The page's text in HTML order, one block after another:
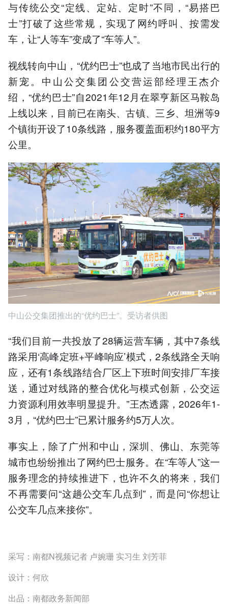
与传统公交“定线、定站、定时”不同，“易搭巴
士”打破了这些常规，实现了网约呼叫、按需发
车，让“人等车”变成了“车等人”。
视线转向中山，“优约巴士”也成了当地市民出行的
新宠。中山公交集团公交营运部经理王杰介
绍，“优约巴士”自2021年12月在翠亨新区马鞍岛
上线以来，目前已在南头、古镇、三乡、坦洲等9
个镇街开设了10条线路，服务覆盖面积约180平方
公里。
中山公交集团推出的“优约巴士”。受访者供图
“我们目前一共投放了28辆运营车辆，其中7条线
路采用‘高峰定班+平峰响应’模式，2条线路全天响
应，还有1条线路结合厂区上下班时间安排厂车接
送，通过对线路的整合优化与模式创新，公交运
力资源利用效率明显提升。”王杰透露，2026年1-
3月，“优约巴士”已累计服务约5万人次。
事实上，除了广州和中山，深圳、佛山、东莞等
城市也纷纷推出了网约巴士服务。在“车等人”这一
服务理念的持续推进下，也许不久的将来，我们
不再需要问“这趟公交车几点到”，而是问“你想让
公交车几点来接你”。
采写：南都N视频记者 卢婉珊 实习生 刘芳菲
设计：何欣
出品：南都政务新闻部